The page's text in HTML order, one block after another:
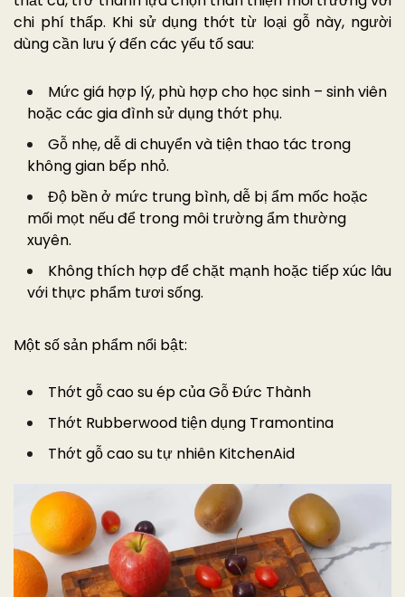
chi phí thấp. Khi sử dụng thớt từ loại gỗ này, người
dùng cần lưu ý đến các yếu tố sau:
Mức giá hợp lý, phù hợp cho học sinh – sinh viên
hoặc các gia đình sử dụng thớt phụ.
Gỗ nhẹ, dễ di chuyển và tiện thao tác trong
không gian bếp nhỏ.
Độ bền ở mức trung bình, dễ bị ẩm mốc hoặc
mối mọt nếu để trong môi trường ẩm thường
xuyên.
Không thích hợp để chặt mạnh hoặc tiếp xúc lâu
với thực phẩm tươi sống.
Một số sản phẩm nổi bật:
Thớt gỗ cao su ép của Gỗ Đức Thành
Thớt Rubberwood tiện dụng Tramontina
Thớt gỗ cao su tự nhiên KitchenAid